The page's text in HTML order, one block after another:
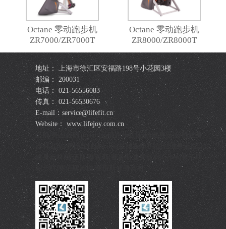
Octane 零动跑步机
ZR7000/ZR7000T
Octane 零动跑步机
ZR8000/ZR8000T
地址： 上海市徐汇区安福路198号小花园3楼
邮编： 200031
电话： 021-56556083
传真： 021-56530676
E-mail：service@lifefit.cn
Website： www.lifejoy.com.cn
必确|美国必确|precor|必确跑步机|必确健身器|必确健身
器材|星驰|美国星驰|startrac|星驰跑步机|星驰健身器|星驰
健身器材|赛佰斯|赛百斯|赛百斯健身器材|Cybex|赛佰斯
跑步机|赛佰斯器械|赛佰斯健身器材